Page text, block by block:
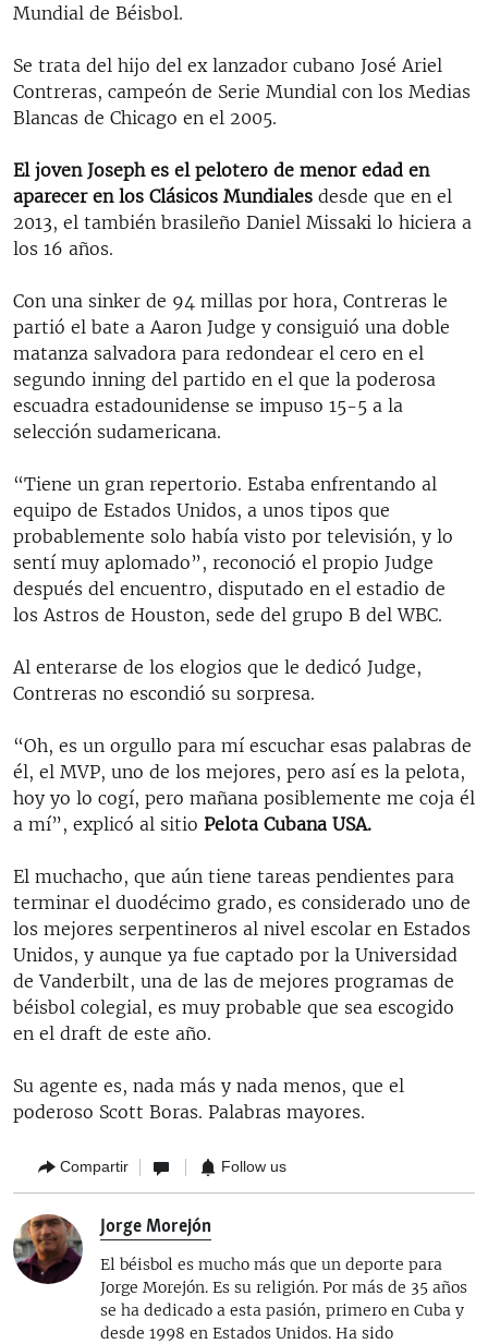
Mundial de Béisbol.
Se trata del hijo del ex lanzador cubano José Ariel
Contreras, campeón de Serie Mundial con los Medias
Blancas de Chicago en el 2005.
El joven Joseph es el pelotero de menor edad en
aparecer en los Clásicos Mundiales desde que en el
2013, el también brasileño Daniel Missaki lo hiciera a
los 16 años.
Con una sinker de 94 millas por hora, Contreras le
partió el bate a Aaron Judge y consiguió una doble
matanza salvadora para redondear el cero en el
segundo inning del partido en el que la poderosa
escuadra estadounidense se impuso 15-5 a la
selección sudamericana.
“Tiene un gran repertorio. Estaba enfrentando al
equipo de Estados Unidos, a unos tipos que
probablemente solo había visto por televisión, y lo
sentí muy aplomado”, reconoció el propio Judge
después del encuentro, disputado en el estadio de
los Astros de Houston, sede del grupo B del WBC.
Al enterarse de los elogios que le dedicó Judge,
Contreras no escondió su sorpresa.
“Oh, es un orgullo para mí escuchar esas palabras de
él, el MVP, uno de los mejores, pero así es la pelota,
hoy yo lo cogí, pero mañana posiblemente me coja él
a mí”, explicó al sitio Pelota Cubana USA.
El muchacho, que aún tiene tareas pendientes para
terminar el duodécimo grado, es considerado uno de
los mejores serpentineros al nivel escolar en Estados
Unidos, y aunque ya fue captado por la Universidad
de Vanderbilt, una de las de mejores programas de
béisbol colegial, es muy probable que sea escogido
en el draft de este año.
Su agente es, nada más y nada menos, que el
poderoso Scott Boras. Palabras mayores.
Compartir Follow us
Jorge Morejón
El béisbol es mucho más que un deporte para
Jorge Morejón. Es su religión. Por más de 35 años
se ha dedicado a esta pasión, primero en Cuba y
desde 1998 en Estados Unidos. Ha sido